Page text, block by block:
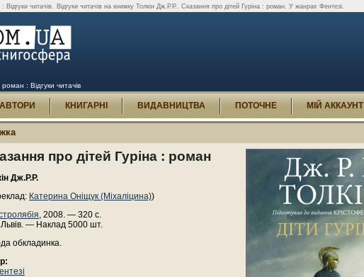
Відгуки читачів. Відгуки читачів на книжку Толкін Дж.Р.Р.. Сказання про дітей Гуріна : роман. У жанрах Фентезі.
: Відгуки читачів
АВТОРИ КНИГАРНІ ВИДАВНИЦТВА ПОТОЧНЕ МІЙ АККАУНТ
про дітей Гуріна : роман
Дж.Р.Р.
Катерина Оніщук (Міхаліцина))
, 2008. — 320 с.
— Наклад 5000 шт.
обкладинка.